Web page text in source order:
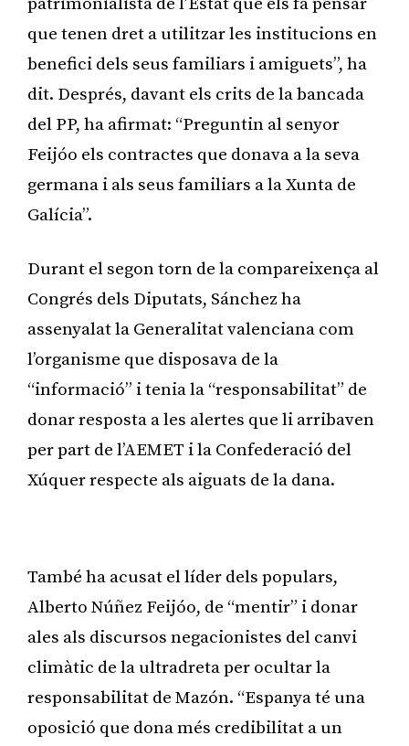
que tenen dret a utilitzar les institucions en
benefici dels seus familiars i amiguets”, ha
dit. Després, davant els crits de la bancada
del PP, ha afirmat: “Preguntin al senyor
Feijóo els contractes que donava a la seva
germana i als seus familiars a la Xunta de
Galícia”.
Durant el segon torn de la compareixença al
Congrés dels Diputats, Sánchez ha
assenyalat la Generalitat valenciana com
l’organisme que disposava de la
“informació” i tenia la “responsabilitat” de
donar resposta a les alertes que li arribaven
per part de l’AEMET i la Confederació del
Xúquer respecte als aiguats de la dana.
També ha acusat el líder dels populars,
Alberto Núñez Feijóo, de “mentir” i donar
ales als discursos negacionistes del canvi
climàtic de la ultradreta per ocultar la
responsabilitat de Mazón. “Espanya té una
oposició que dona més credibilitat a un